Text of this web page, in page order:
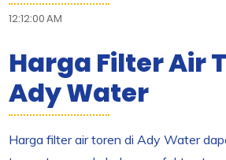
12:12:00 AM
Harga Filter Air
Ady Water
Harga filter air toren di Ady Water